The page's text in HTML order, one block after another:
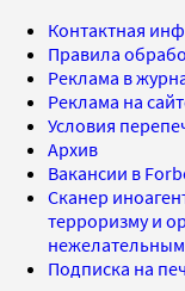
Контактная
Правила
Реклама в
Реклама на
Условия
Архив
Вакансии в
Сканер
терроризму и
Подписка на